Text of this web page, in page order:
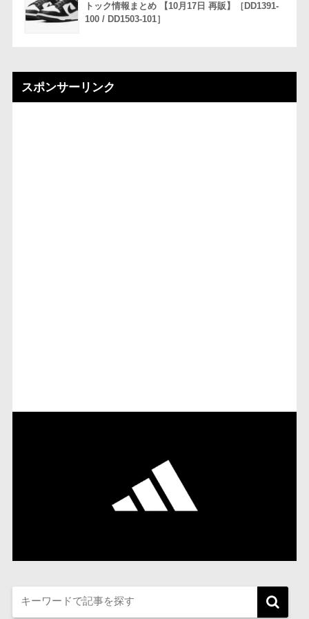
トック情報まとめ 【10月17日 再販】［DD1391-
100 / DD1503-101］
スポンサーリンク